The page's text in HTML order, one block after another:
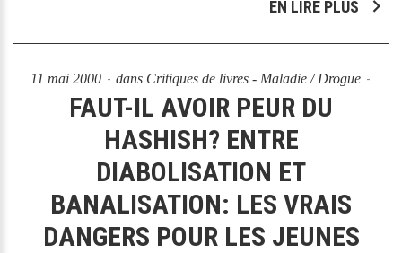
EN LIRE PLUS
11 mai 2000 dans Critiques de livres - Maladie / Drogue
FAUT-IL AVOIR PEUR DU
HASHISH? ENTRE
DIABOLISATION ET
BANALISATION: LES VRAIS
DANGERS POUR LES JEUNES